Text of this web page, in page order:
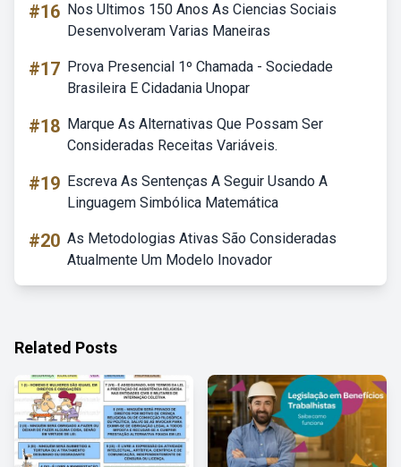
#16 Nos Ultimos 150 Anos As Ciencias Sociais
Desenvolveram Varias Maneiras
#17 Prova Presencial 1º Chamada - Sociedade
Brasileira E Cidadania Unopar
#18 Marque As Alternativas Que Possam Ser
Consideradas Receitas Variáveis.
#19 Escreva As Sentenças A Seguir Usando A
Linguagem Simbólica Matemática
#20 As Metodologias Ativas São Consideradas
Atualmente Um Modelo Inovador
Related Posts